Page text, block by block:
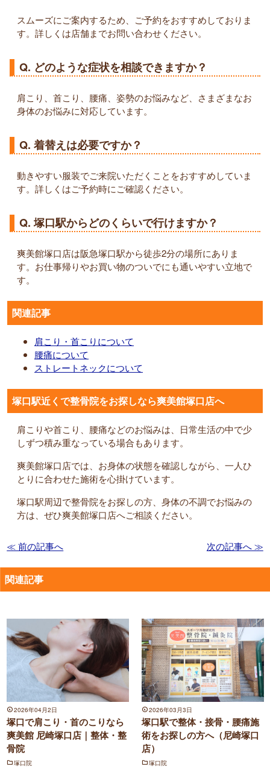
スムーズにご案内するため、ご予約をおすすめしておりま
す。詳しくは店舗までお問い合わせください。
Q. どのような症状を相談できますか？
肩こり、首こり、腰痛、姿勢のお悩みなど、さまざまなお
身体のお悩みに対応しています。
Q. 着替えは必要ですか？
動きやすい服装でご来院いただくことをおすすめしていま
す。詳しくはご予約時にご確認ください。
Q. 塚口駅からどのくらいで行けますか？
爽美館塚口店は阪急塚口駅から徒歩2分の場所にありま
す。お仕事帰りやお買い物のついでにも通いやすい立地で
す。
関連記事
肩こり・首こりについて
腰痛について
ストレートネックについて
塚口駅近くで整骨院をお探しなら爽美館塚口店へ
肩こりや首こり、腰痛などのお悩みは、日常生活の中で少
しずつ積み重なっている場合もあります。
爽美館塚口店では、お身体の状態を確認しながら、一人ひ
とりに合わせた施術を心掛けています。
塚口駅周辺で整骨院をお探しの方、身体の不調でお悩みの
方は、ぜひ爽美館塚口店へご相談ください。
≪ 前の記事へ 次の記事へ ≫
関連記事
2026年04月2日
塚口で肩こり・首のこりなら
爽美館 尼崎塚口店｜整体・整
骨院
塚口院
2026年03月3日
塚口駅で整体・接骨・腰痛施
術をお探しの方へ（尼崎塚口
店）
塚口院